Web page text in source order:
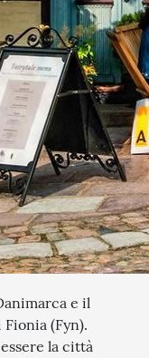
e il
(Fyn).
la città